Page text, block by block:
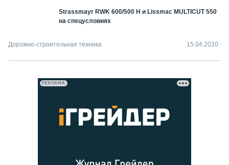
Strassmayr RWK 600/500 H и Lissmac MULTICUT 550
на спецусловиях
Дорожно-строительная техника 15.04.2020
РЕКЛАМА